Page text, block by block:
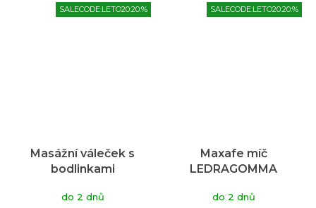
SALECODE:LETO20:20:%
Masážní váleček s
bodlinkami
TWIN ROLL pár, modrá
do 2 dnů
SALECODE:LETO20:20:%
Maxafe míč
LEDRAGOMMA
cm, smetanová,
do 2 dnů